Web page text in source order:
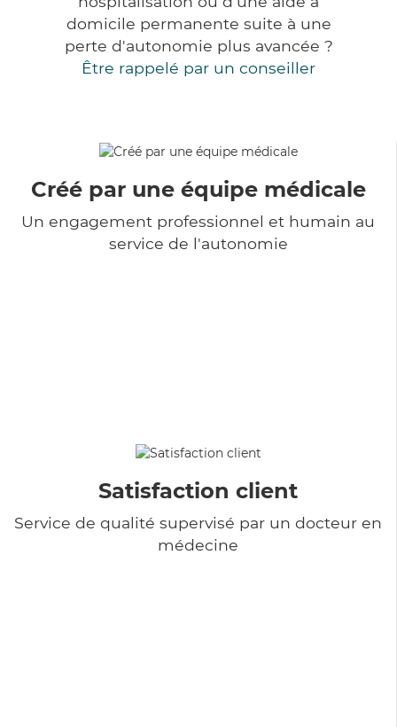
domicile permanente suite à une
perte d'autonomie plus avancée ?
Être rappelé par un conseiller
Créé par une équipe médicale
Un engagement professionnel et humain au
service de l'autonomie
Satisfaction client
Service de qualité supervisé par un docteur en
médecine